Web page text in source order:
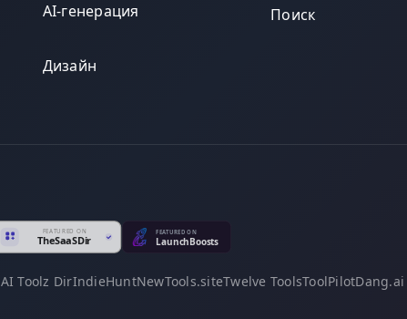
AI-генерация
Дизайн
Поиск
AI Toolz DirIndieHuntNewTools.siteTwelve ToolsToolPilotDang.ai